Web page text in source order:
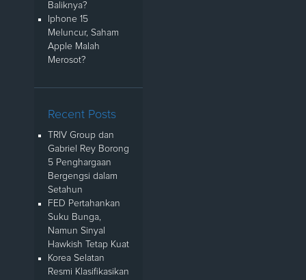
Baliknya?
Iphone 15
Meluncur, Saham
Apple Malah
Merosot?
Recent Posts
TRIV Group dan
Gabriel Rey Borong
5 Penghargaan
Bergengsi dalam
Setahun
FED Pertahankan
Suku Bunga,
Namun Sinyal
Hawkish Tetap Kuat
Korea Selatan
Resmi Klasifikasikan